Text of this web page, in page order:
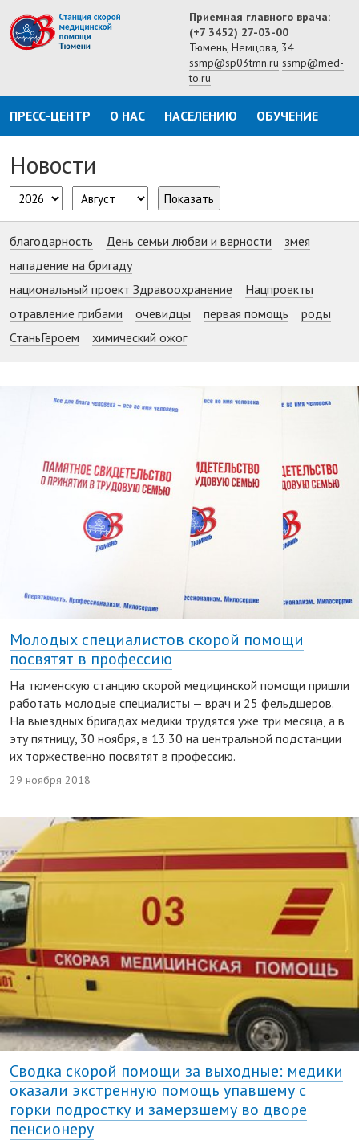
Приемная главного врача:
(+7 3452) 27-03-00
Тюмень, Немцова, 34
ssmp@sp03tmn.ru ssmp@med-
to.ru
ПРЕСС-ЦЕНТР О НАС НАСЕЛЕНИЮ ОБУЧЕНИЕ
Новости
Показать
благодарность День семьи любви и верности
змея
нападение на бригаду
национальный проект Здравоохранение
Нацпроекты
отравление грибами
очевидцы первая помощь
роды
СтаньГероем
химический ожог
Молодых специалистов скорой помощи
посвятят в профессию
На тюменскую станцию скорой медицинской помощи пришли
работать молодые специалисты — врач и 25 фельдшеров.
На выездных бригадах медики трудятся уже три месяца, а в
эту пятницу, 30 ноября, в 13.30 на центральной подстанции
их торжественно посвятят в профессию.
29 ноября 2018
Сводка скорой помощи за выходные: медики
оказали экстренную помощь упавшему с
горки подростку и замерзшему во дворе
пенсионеру